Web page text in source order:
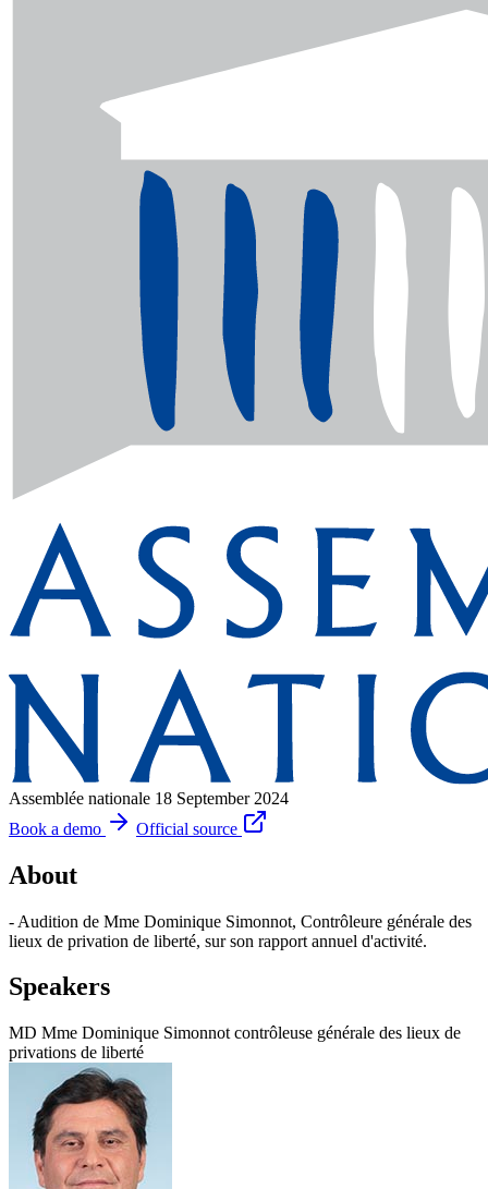
Assemblée nationale 18 September 2024
Book a demo
Official source
About
- Audition de Mme Dominique Simonnot, Contrôleure générale des
lieux de privation de liberté, sur son rapport annuel d'activité.
Speakers
MD Mme Dominique Simonnot contrôleuse générale des lieux de
privations de liberté